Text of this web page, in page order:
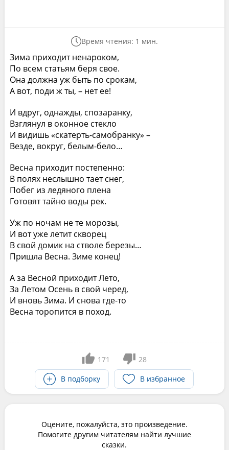
Время чтения: 1 мин.
Зима приходит ненароком,
По всем статьям беря свое.
Она должна уж быть по срокам,
А вот, поди ж ты, – нет ее!
И вдруг, однажды, спозаранку,
Взглянул в оконное стекло
И видишь «скатерть-самобранку» –
Везде, вокруг, белым-бело…
Весна приходит постепенно:
В полях неслышно тает снег,
Побег из ледяного плена
Готовят тайно воды рек.
Уж по ночам не те морозы,
И вот уже летит скворец
В свой домик на стволе березы…
Пришла Весна. Зиме конец!
А за Весной приходит Лето,
За Летом Осень в свой черед,
И вновь Зима. И снова где-то
Весна торопится в поход.
171
28
В подборку
В избранное
Оцените, пожалуйста, это произведение.
Помогите другим читателям найти лучшие
сказки.